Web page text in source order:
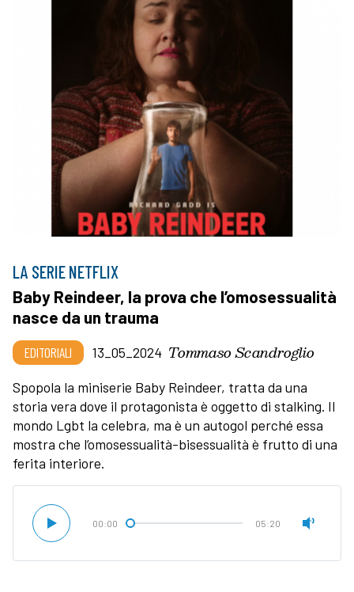
LA SERIE NETFLIX
Baby Reindeer, la prova che l’omosessualità
nasce da un trauma
EDITORIALI 13_05_2024 Tommaso Scandroglio
Spopola la miniserie Baby Reindeer, tratta da una
storia vera dove il protagonista è oggetto di stalking. Il
mondo Lgbt la celebra, ma è un autogol perché essa
mostra che l’omosessualità-bisessualità è frutto di una
ferita interiore.
00:00 05:20